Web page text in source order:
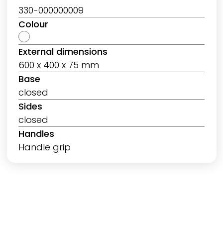
330-000000009
Colour
External dimensions
600 x 400 x 75 mm
Base
closed
Sides
closed
Handles
Handle grip